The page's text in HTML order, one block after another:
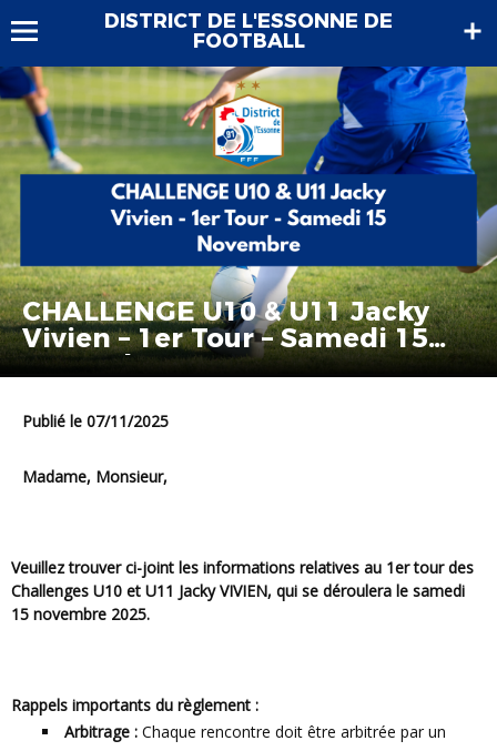
DISTRICT DE L'ESSONNE DE
FOOTBALL
CHALLENGE U10 & U11 Jacky
Vivien – 1er Tour – Samedi 15
Novembre
Publié le 07/11/2025
Madame, Monsieur,
Veuillez trouver ci-joint les informations relatives au 1er tour des
Challenges U10 et U11 Jacky VIVIEN, qui se déroulera le samedi
15 novembre 2025.
Rappels importants du règlement :
Arbitrage : Chaque rencontre doit être arbitrée par un